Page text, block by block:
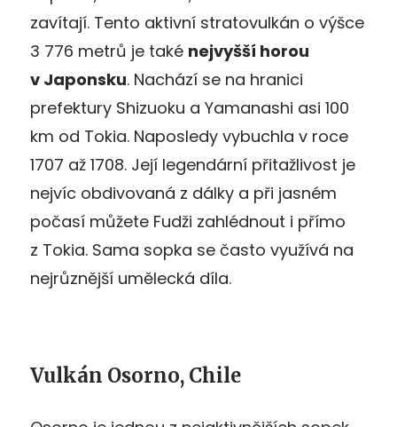
zavítají. Tento aktivní stratovulkán o výšce
3 776 metrů je také nejvyšší horou
v Japonsku. Nachází se na hranici
prefektury Shizuoku a Yamanashi asi 100
km od Tokia. Naposledy vybuchla v roce
1707 až 1708. Její legendární přitažlivost je
nejvíc obdivovaná z dálky a při jasném
počasí můžete Fudži zahlédnout i přímo
z Tokia. Sama sopka se často využívá na
nejrůznější umělecká díla.
Vulkán Osorno, Chile